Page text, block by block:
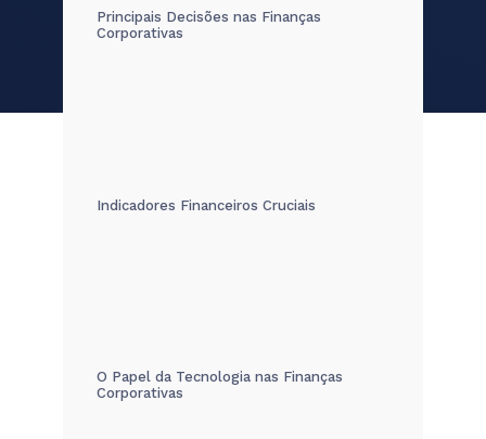
Principais Decisões nas Finanças
Corporativas
Indicadores Financeiros Cruciais
O Papel da Tecnologia nas Finanças
Corporativas